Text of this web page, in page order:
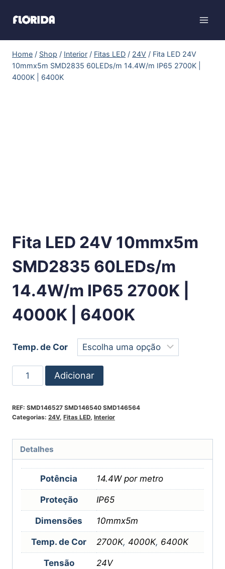
Home / Shop / Interior / Fitas LED / 24V / Fita LED 24V
10mmx5m SMD2835 60LEDs/m 14.4W/m IP65 2700K |
4000K | 6400K
Fita LED 24V 10mmx5m
SMD2835 60LEDs/m
14.4W/m IP65 2700K |
4000K | 6400K
Temp. de Cor
Adicionar
REF: SMD146527 SMD146540 SMD146564
Categorias: 24V, Fitas LED, Interior
Detalhes
Potência 14.4W por metro
Proteção IP65
Dimensões 10mmx5m
Temp. de Cor 2700K, 4000K, 6400K
Tensão 24V